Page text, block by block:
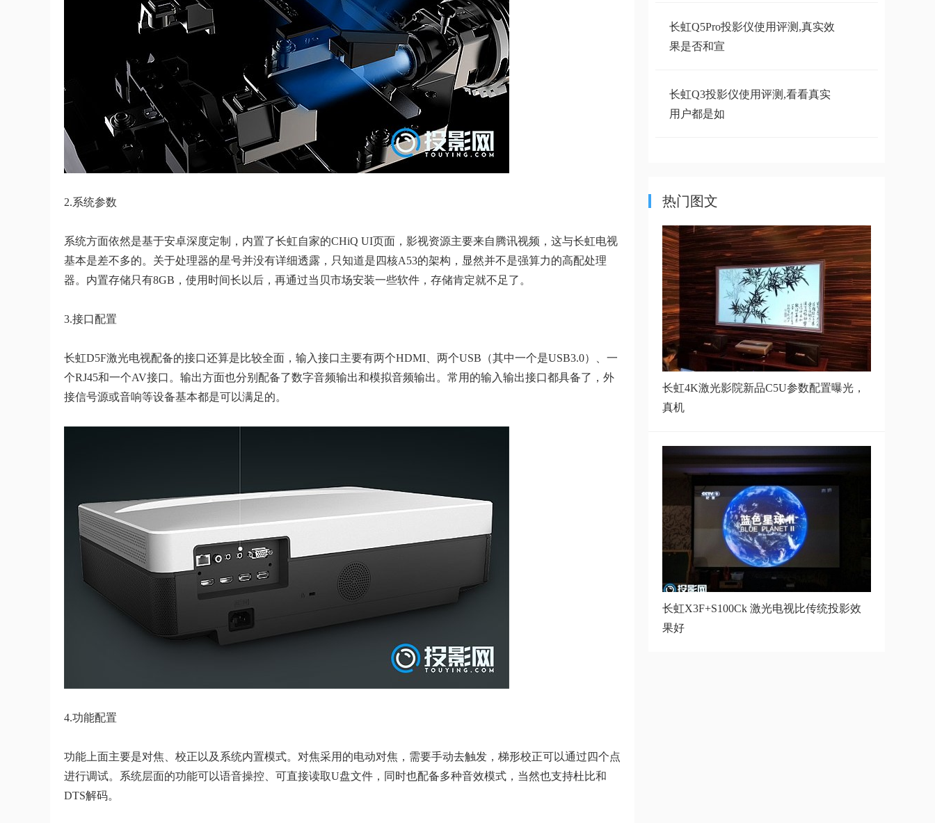
2.系统参数
系统方面依然是基于安卓深度定制，内置了长虹自家的CHiQ UI页面，影视资源主要来自腾讯视频，这与长虹电视
基本是差不多的。关于处理器的星号并没有详细透露，只知道是四核A53的架构，显然并不是强算力的高配处理
器。内置存储只有8GB，使用时间长以后，再通过当贝市场安装一些软件，存储肯定就不足了。
3.接口配置
长虹D5F激光电视配备的接口还算是比较全面，输入接口主要有两个HDMI、两个USB（其中一个是USB3.0）、一
个RJ45和一个AV接口。输出方面也分别配备了数字音频输出和模拟音频输出。常用的输入输出接口都具备了，外
接信号源或音响等设备基本都是可以满足的。
4.功能配置
功能上面主要是对焦、校正以及系统内置模式。对焦采用的电动对焦，需要手动去触发，梯形校正可以通过四个点
进行调试。系统层面的功能可以语音操控、可直接读取U盘文件，同时也配备多种音效模式，当然也支持杜比和
DTS解码。
长虹Q5Pro投影仪使用评测,真实效
果是否和宣
长虹Q3投影仪使用评测,看看真实
用户都是如
长虹Q3投影仪怎么样？四千价位
是否值得入手
长虹D200全色激光电视怎么样,一
文了解长虹D
长虹Q5H投影仪实际效果怎么样,
看看真实用户
真实的使用效
长虹D6Pro激光电视评测好用吗?
长虹D6Pro激
长虹D6Pro激光电视怎么样,一文了
解详细的参
热门图文
长虹4K激光影院新品C5U参数配置曝光，
真机
长虹X3F+S100Ck 激光电视比传统投影效
果好